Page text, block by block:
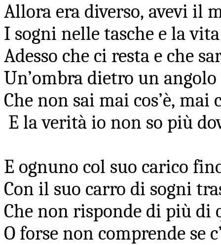
Allora era diverso, avevi il
I sogni nelle tasche e la
Adesso che ci resta e che
Un’ombra dietro un angolo
Che non sai mai cos’è, mai
E la verità io non so più
E ognuno col suo carico
Con il suo carro di sogni
Che non risponde di più di
O forse non comprende se